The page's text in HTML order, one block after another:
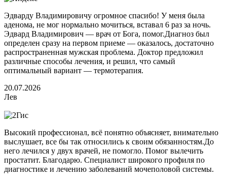
Эдварду Владимировичу огромное спасибо! У меня была
аденома, не мог нормально мочиться, вставал 6 раз за ночь.
Эдвард Владимирович — врач от Бога, помог.Диагноз был
определен сразу на первом приеме — оказалось, достаточно
распространенная мужская проблема. Доктор предложил
различные способы лечения, и решил, что самый
оптимальный вариант — термотерапия.
20.07.2026
Лев
Высокий профессионал, всё понятно объясняет, внимательно
выслушает, все бы так относились к своим обязанностям.До
него лечился у двух врачей, не помогло. Помог вылечить
простатит. Благодарю. Специалист широкого профиля по
диагностике и лечению заболеваний мочеполовой системы.